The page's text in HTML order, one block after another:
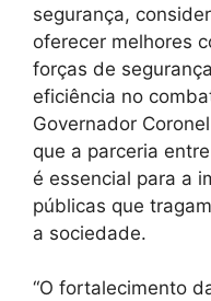
segurança,
oferecer melhores
forças de
eficiência no
Governador
que a parceria
é essencial para a
públicas que
a sociedade.
“O fortalecimento